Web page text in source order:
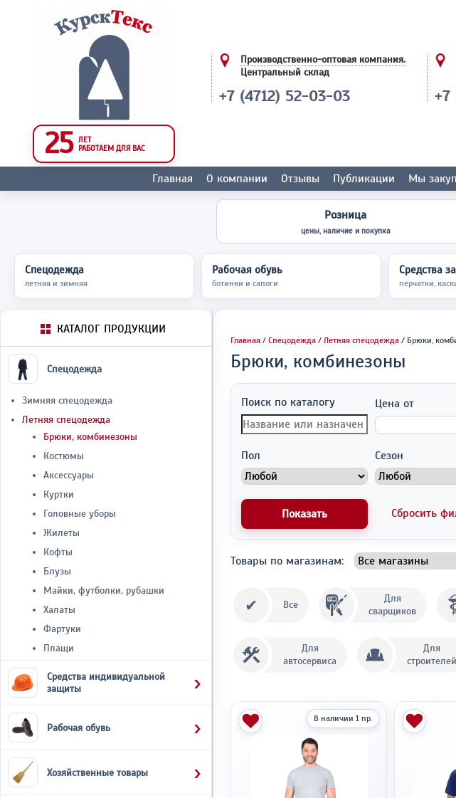
25 ЛЕТ
РАБОТАЕМ ДЛЯ ВАС
Производственно-оптовая компания.
Центральный склад
+7 (4712) 52-03-03 +7
Главная О компании Отзывы Публикации Мы
Розница
цены, наличие и покупка
Спецодежда
летняя и зимняя
Рабочая обувь
ботинки и сапоги
Средства
перчатки,
КАТАЛОГ ПРОДУКЦИИ
Спецодежда
Зимняя спецодежда
Летняя спецодежда
Брюки, комбинезоны
Костюмы
Аксессуары
Куртки
Головные уборы
Жилеты
Кофты
Блузы
Майки, футболки, рубашки
Халаты
Фартуки
Плащи
Средства индивидуальной
защиты
Рабочая обувь
Хозяйственные товары
Главная / Спецодежда / Летняя спецодежда / Брюки,
Брюки, комбинезоны
Поиск по каталогу Цена от
Пол Сезон
Показать Сбросить
Товары по магазинам:
✔ Все
Для
сварщиков
Для
автосервиса
Для
строителей
В наличии 1 пр.